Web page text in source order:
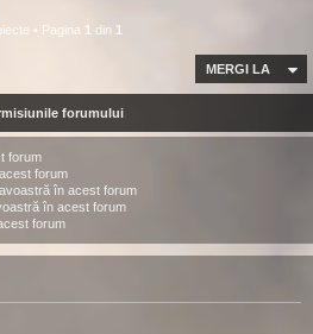
• Pagina 1 din 1
MERGI LA
forumului
forum
forum
în acest forum
în acest forum
forum